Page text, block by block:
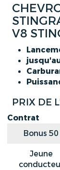
V8
PRIX DE
Contrat
Bonus 50
Jeune